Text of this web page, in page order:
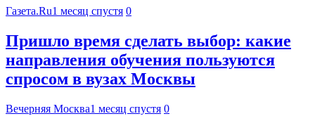
Газета.Ru1 месяц спустя 0
Пришло время сделать выбор: какие
направления обучения пользуются
спросом в вузах Москвы
Вечерняя Москва1 месяц спустя 0